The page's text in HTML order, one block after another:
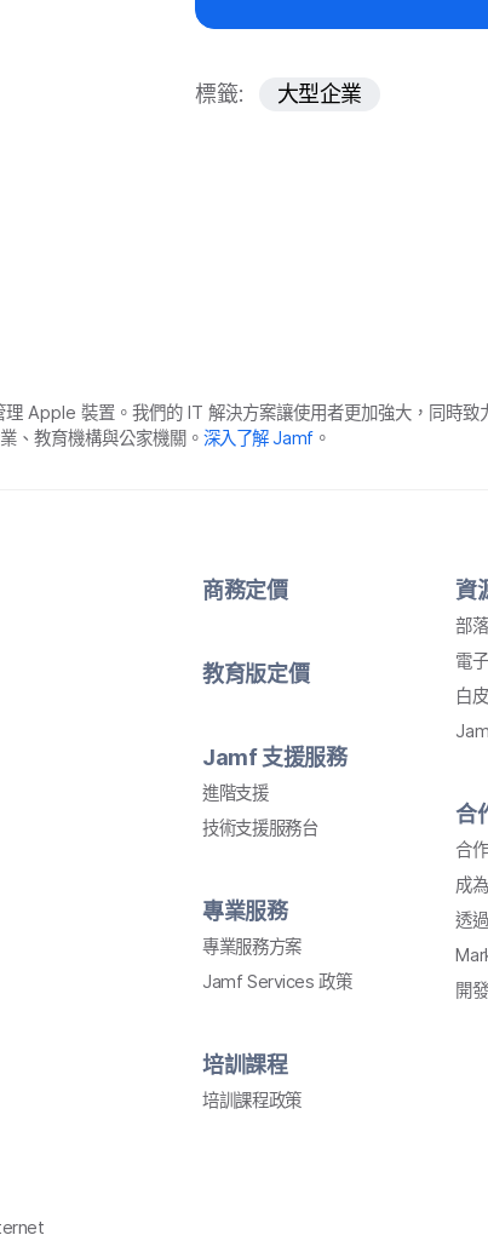
標籤: 大型企業
理Apple 裝置。​我們​的IT 解決​方案​讓​使用​者​更​加強​大，​同時​致
、​教育​機構​與​公家​機關。 深入​了​解Jamf。
商務定​價
教育版定​價
Jamf支援​服務
進階​支援
技術​支援​服務​台
專業​服務
專業​服務​方案
Jamf Services政策
培訓​課程
培訓​課程​政策
資
部​
電
白
合
合
成
透
開